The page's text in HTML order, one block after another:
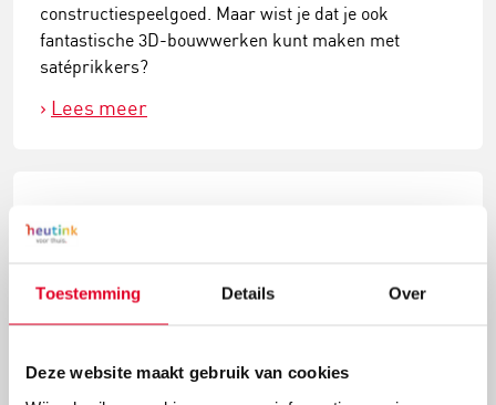
Toestemming Details Over
Deze website maakt gebruik van cookies
constructiespeelgoed. Maar wist je dat je ook
fantastische 3D-bouwwerken kunt maken met
satéprikkers?
Lees meer